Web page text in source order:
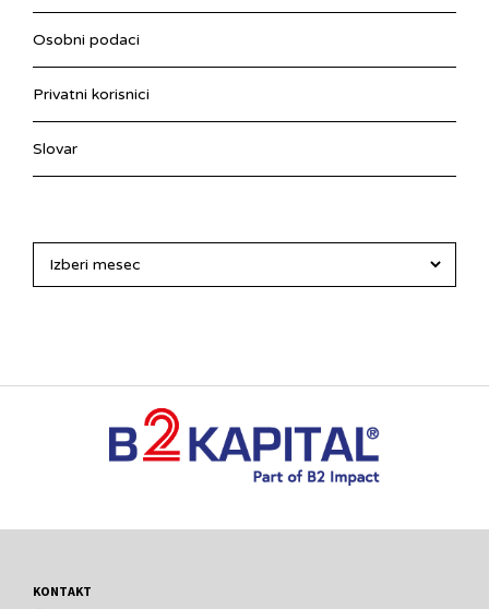
Osobni podaci
Privatni korisnici
Slovar
KONTAKT